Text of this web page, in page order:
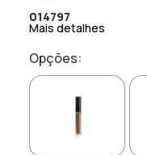
014797
Mais detalhes
Opções: